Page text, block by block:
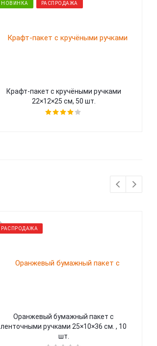
НОВИНКА РАСПРОДАЖА
Крафт-пакет с кручёными ручками
22×12×25 см, 50 шт.
РАСПРОДАЖА
Оранжевый бумажный пакет с
ленточными ручками 25×10×36 см. , 10
шт.